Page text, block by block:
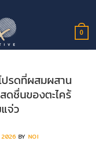
0
ปรดที่ผสมผสาน
ชื่นของตะไคร้
จ่ว
BY NOI